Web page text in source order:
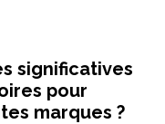
significatives
pour
marques ?